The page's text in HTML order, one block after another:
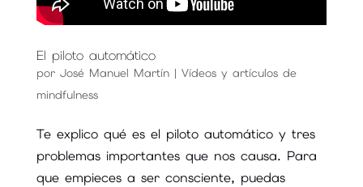
El piloto automático
por José Manuel Martín| Vídeos y artículos de
mindfulness
Te explico qué es el piloto automático y tres
problemas importantes que nos causa. Para
que empieces a ser consciente, puedas